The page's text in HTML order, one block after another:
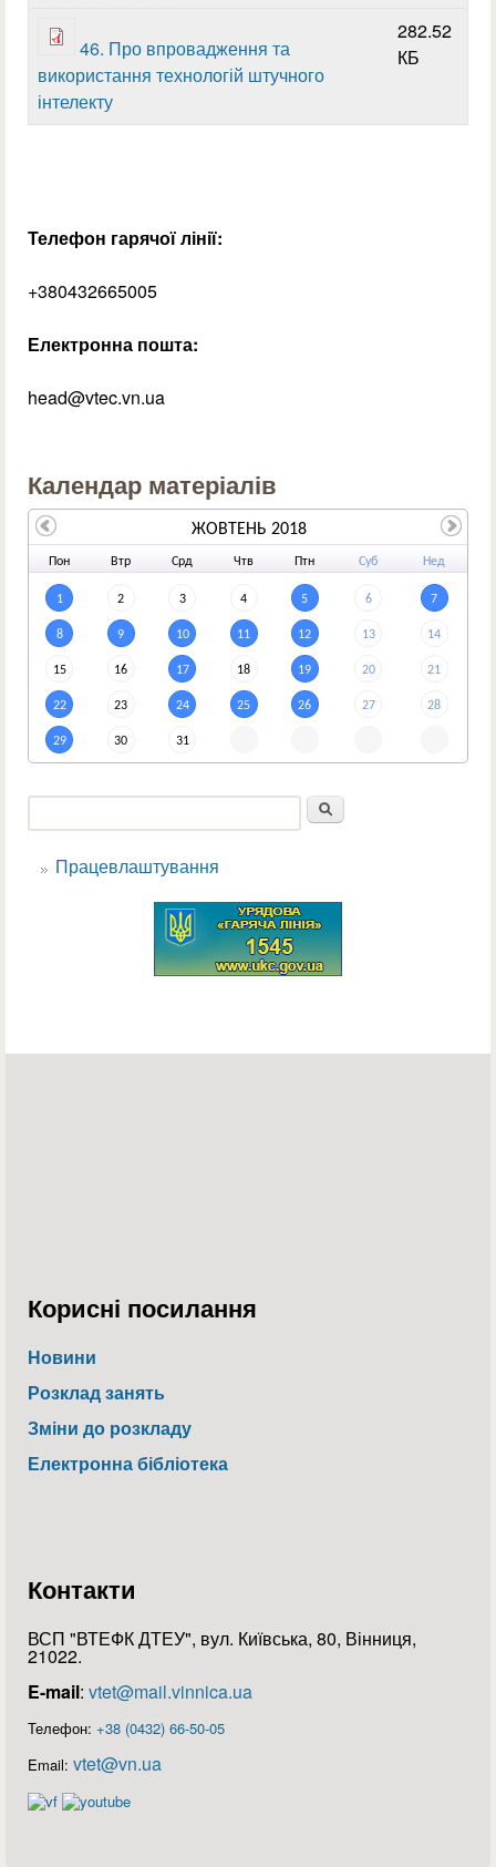
46. Про впровадження та
використання технологій штучного
інтелекту
282.52
КБ
Телефон гарячої лінії:
+380432665005
Електронна пошта:
head@vtec.vn.ua
Календар матеріалів
Пон Втр Срд Чтв Птн Суб Нед
1 2 3 4 5 6 7
8 9 10 11 12 13 14
15 16 17 18 19 20 21
22 23 24 25 26 27 28
29 30 31
ЖОВТЕНЬ 2018
Пошукова форма
Працевлаштування
Корисні посилання
Новини
Розклад занять
Зміни до розкладу
Електронна бібліотека
Контакти
ВСП "ВТЕФК ДТЕУ", вул. Київська, 80, Вінниця,
21022.
E-mail: vtet@mail.vinnica.ua
Телефон: +38 (0432) 66-50-05
Email: vtet@vn.ua